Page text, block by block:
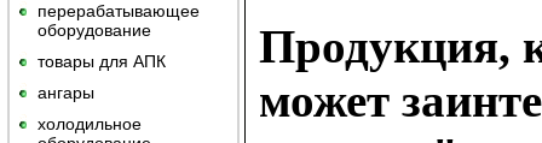
перерабатывающее
оборудование
товары для АПК
ангары
холодильное
Продукция,
может